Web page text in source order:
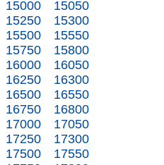
15000
15050
15250
15300
15500
15550
15750
15800
16000
16050
16250
16300
16500
16550
16750
16800
17000
17050
17250
17300
17500
17550